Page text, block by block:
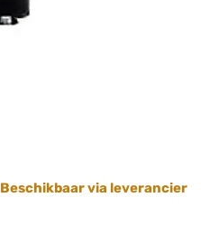
Beschikbaar via leverancier